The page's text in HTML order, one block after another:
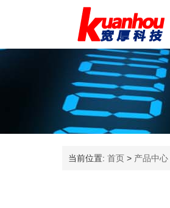
当前位置: 首页 > 产品中心